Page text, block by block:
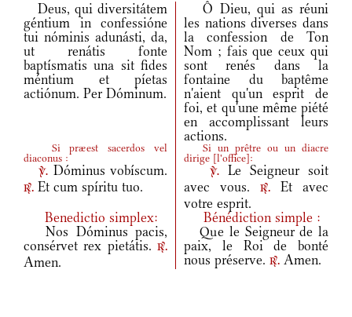
Deus, qui diversitátem
géntium in confessióne
tui nóminis adunásti, da,
ut renátis fonte
baptísmatis una sit fides
méntium et píetas
actiónum. Per Dóminum.
Ô Dieu, qui as réuni
les nations diverses dans
la confession de Ton
Nom ; fais que ceux qui
sont renés dans la
fontaine du baptême
n'aient qu'un esprit de
foi, et qu'une même piété
en accomplissant leurs
actions.
Si præest sacerdos vel
diaconus :
Si un prêtre ou un diacre
dirige [l'office]:
v. Dóminus vobíscum.
r. Et cum spíritu tuo.
v.
Le Seigneur soit
avec vous.
r.
Et avec
votre esprit.
Benedictio simplex:
Bénédiction simple :
Nos Dóminus pacis,
consérvet rex pietátis. r.
Amen.
Que le Seigneur de la
paix, le Roi de bonté
nous préserve. r. Amen.